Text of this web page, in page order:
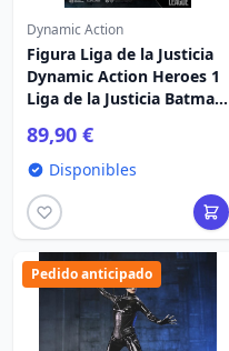
Dynamic Action
Figura Liga de la Justicia
Dynamic Action Heroes 1
Liga de la Justicia Batman
89,90 €
Disponibles
Pedido anticipado